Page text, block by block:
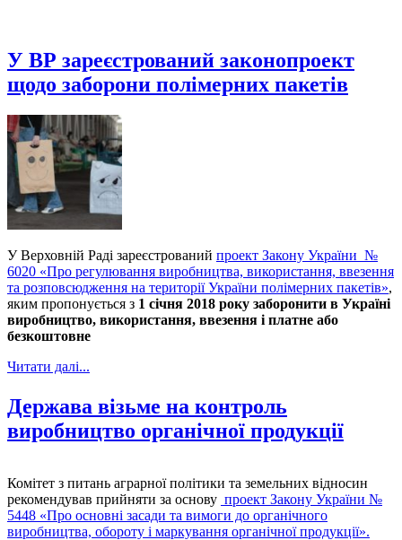
У ВР зареєстрований законопроект
щодо заборони полімерних пакетів
У Верховній Раді зареєстрований проект Закону України №
6020 «Про регулювання виробництва, використання, ввезення
та розповсюдження на території України полімерних пакетів»,
яким пропонується з 1 січня 2018 року заборонити в Україні
виробництво, використання, ввезення і платне або
безкоштовне
Читати далі...
Держава візьме на контроль
виробництво органічної продукції
Комітет з питань аграрної політики та земельних відносин
рекомендував прийняти за основу проект Закону України №
5448 «Про основні засади та вимоги до органічного
виробництва, обороту і маркування органічної продукції».